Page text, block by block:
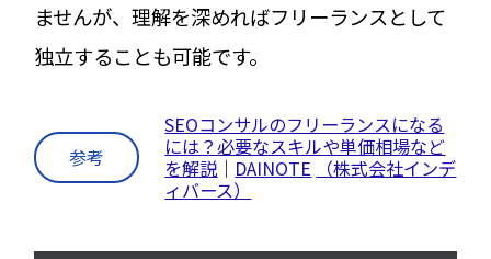
ませんが、理解を深めればフリーランスとして
独立することも可能です。
参考
SEOコンサルのフリーランスになる
には？必要なスキルや単価相場など
を解説 ｜ DAINOTE
（株式会社インデ
ィバース）